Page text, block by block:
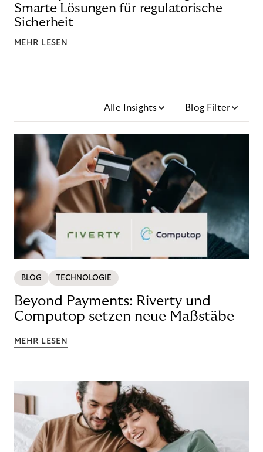
Smarte Lösungen für regulatorische
Sicherheit
MEHR LESEN
Alle Insights Blog Filter
BLOG TECHNOLOGIE
Beyond Payments: Riverty und
Computop setzen neue Maßstäbe
MEHR LESEN